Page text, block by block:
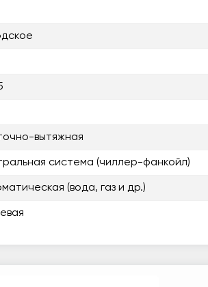
вытяжная
система (чиллер-фанкойл)
(вода, газ и др.)